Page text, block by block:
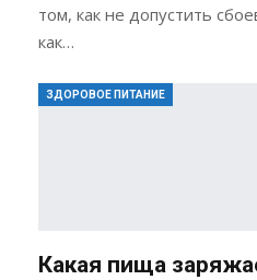
том, как не допустить
как…
ЗДОРОВОЕ ПИТАНИЕ
Какая пища